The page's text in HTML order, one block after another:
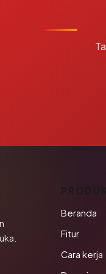
Beranda
Fitur
Cara kerja